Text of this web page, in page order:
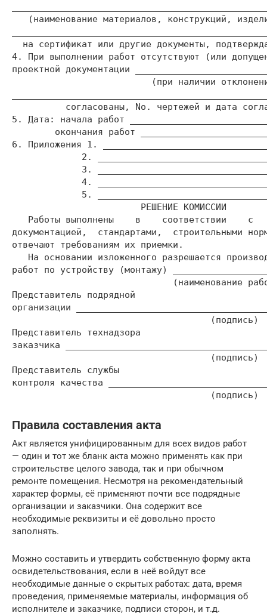
(наименование материалов, конструкций,
на сертификат или другие документы,
4. При выполнении работ отсутствуют (или
проектной документации
(при наличии
согласованы, No. чертежей и дата
5. Дата: начала работ
окончания работ
6. Приложения 1.
2.
3.
4.
5.
                        РЕШЕНИЕ КОМИССИИ
Работы выполнены    в    соответствии    с
документацией,  стандартами,  строительными
отвечают требованиям их приемки.
На основании изложенного разрешается
работ по устройству (монтажу)
(наименование
Представитель подрядной
организации
                                     (подпись)
Представитель технадзора
заказчика
                                     (подпись)
Представитель службы
контроля качества
                                     (подпись)
Правила составления акта
Акт является унифицированным для всех видов работ
— один и тот же бланк акта можно применять как при
строительстве целого завода, так и при обычном
ремонте помещения. Несмотря на рекомендательный
характер формы, её применяют почти все подрядные
организации и заказчики. Она содержит все
необходимые реквизиты и её довольно просто
заполнять.
Можно составить и утвердить собственную форму акта
освидетельствования, если в неё войдут все
необходимые данные о скрытых работах: дата, время
проведения, применяемые материалы, информация об
исполнителе и заказчике, подписи сторон, и т.д.